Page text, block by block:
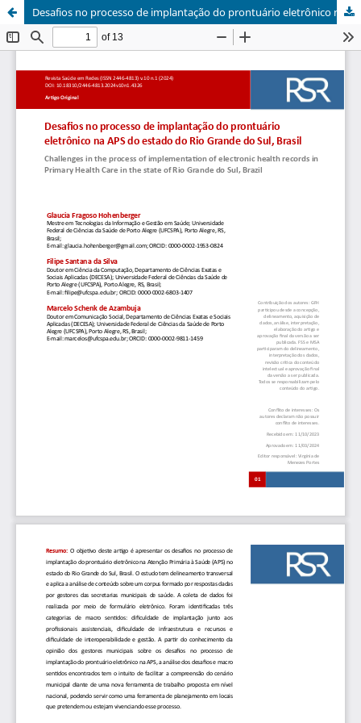
Desafios no processo de implantação do prontuário eletrônico na APS do estado do Rio Grande do Sul, Brasil